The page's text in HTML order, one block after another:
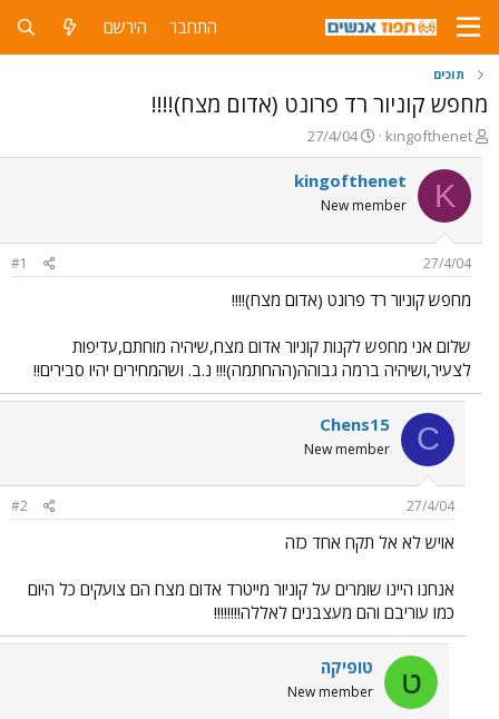
התחבר הירשם
תוכים
מחפש קוניור רד פרונט (אדום מצח)!!!!
פ
ו
ת
ח
ה
ש
א
kingofthenet
פ
ו
ר
ם
ר
ך
27/4/04
K
kingofthenet
New member
27/4/04
#1
מחפש קוניור רד פרונט (אדום מצח)!!!!
שלום אני מחפש לקנות קוניור אדום מצח,שיהיה מוחתם,עדיפות
לצעיר,ושיהיה ברמה גבוהה(ההחתמה)!!! נ.ב. ושהמחירים יהיו סבירים!!
C
Chens15
New member
27/4/04
#2
אויש לא אל תקח אחד כזה
אנחנו היינו שומרים על קוניור מייטרד אדום מצח הם צועקים כל היום
כמו עוריבם והם מעצבנים לאללה!!!!!!!!
ט טופיקה
New member